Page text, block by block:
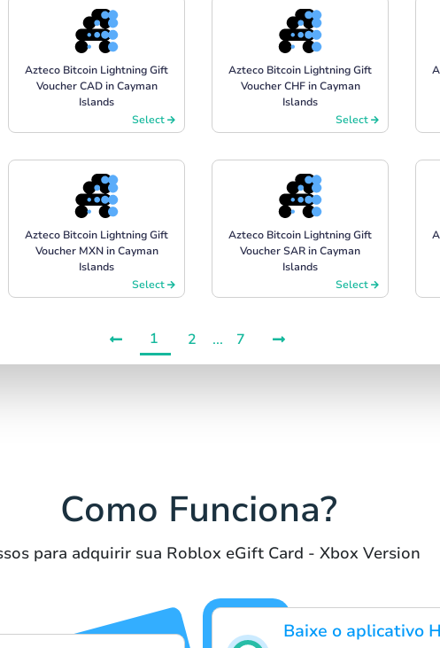
Azteco Bitcoin Lightning Gift
Voucher CAD in Cayman
Islands
Select
Azteco Bitcoin Lightning Gift
Voucher CHF in Cayman
Islands
Select
Azteco Bitcoin Lightning Gift
Voucher MXN in Cayman
Islands
Select
Azteco Bitcoin Lightning Gift
Voucher SAR in Cayman
Islands
Select
1 2 ... 7
Como Funciona?
para adquirir sua Roblox eGift Card - Xbox Version
Baixe o aplicativo